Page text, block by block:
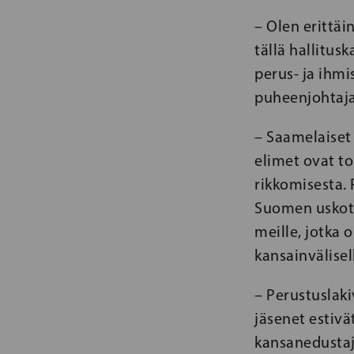
– Olen
tällä
perus- ja
–
elimet ovat
rikkomisesta.
Suomen
meille, jotka
–
jäsenet